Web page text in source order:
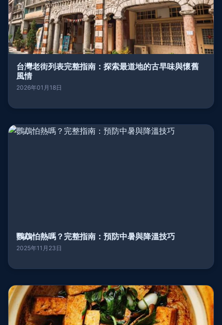
台灣老街列表完整指南：探索最道地的古早味與懷舊
風情
2026年01月18日
鸚鵡怕熱嗎？完整指南：預防中暑與降溫技巧
2025年11月23日